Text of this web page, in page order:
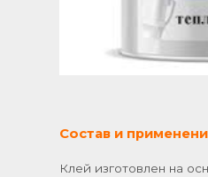
Состав и
Клей изготовлен на